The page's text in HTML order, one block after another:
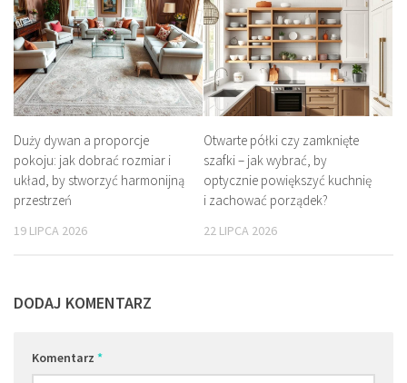
Duży dywan a proporcje
pokoju: jak dobrać rozmiar i
układ, by stworzyć harmonijną
przestrzeń
19 LIPCA 2026
Otwarte półki czy zamknięte
szafki – jak wybrać, by
optycznie powiększyć kuchnię
i zachować porządek?
22 LIPCA 2026
DODAJ KOMENTARZ
Komentarz *